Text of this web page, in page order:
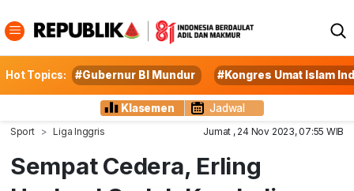
Hot Topics: #Gubernur BI Mundur #Kongres Umat Islam
Klasemen Jadwal
Sport Liga Inggris Jumat , 24 Nov 2023, 07:55 WIB
Sempat Cedera, Erling